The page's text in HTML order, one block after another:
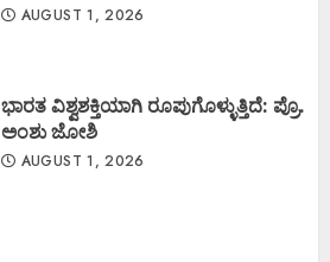
AUGUST 1, 2026
ಭಾರತ ವಿಶ್ವಶಕ್ತಿಯಾಗಿ ರೂಪುಗೊಳ್ಳುತ್ತಿದೆ: ಪ್ರೊ.
ಅಂಶು ಜೋಶಿ
AUGUST 1, 2026